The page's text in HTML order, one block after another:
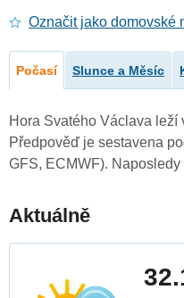
Označit jako domovské
Počasí Slunce a Měsíc
Hora Svatého Václava leží
Předpověď je sestavena
GFS, ECMWF).
Aktuálně